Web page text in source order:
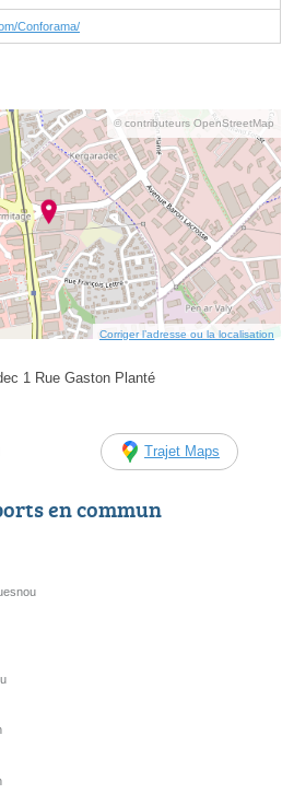
Conforama/
© contributeurs OpenStreetMap
Corriger l’adresse ou la localisation
1 Rue Gaston Planté
Trajet Maps
en commun